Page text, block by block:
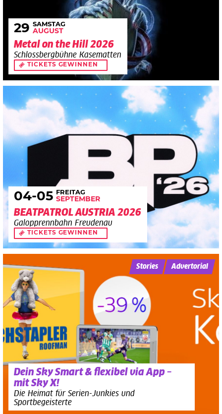
29 SAMSTAG
AUGUST
Metal on the Hill 2026
Schlossbergbühne Kasematten
TICKETS GEWINNEN
04-05 FREITAG
SEPTEMBER
BEATPATROL AUSTRIA 2026
Galopprennbahn Freudenau
TICKETS GEWINNEN
Dein Sky Smart & flexibel via App –
mit Sky X!
Die Heimat für Serien-Junkies und
Sportbegeisterte
Stories Advertorial